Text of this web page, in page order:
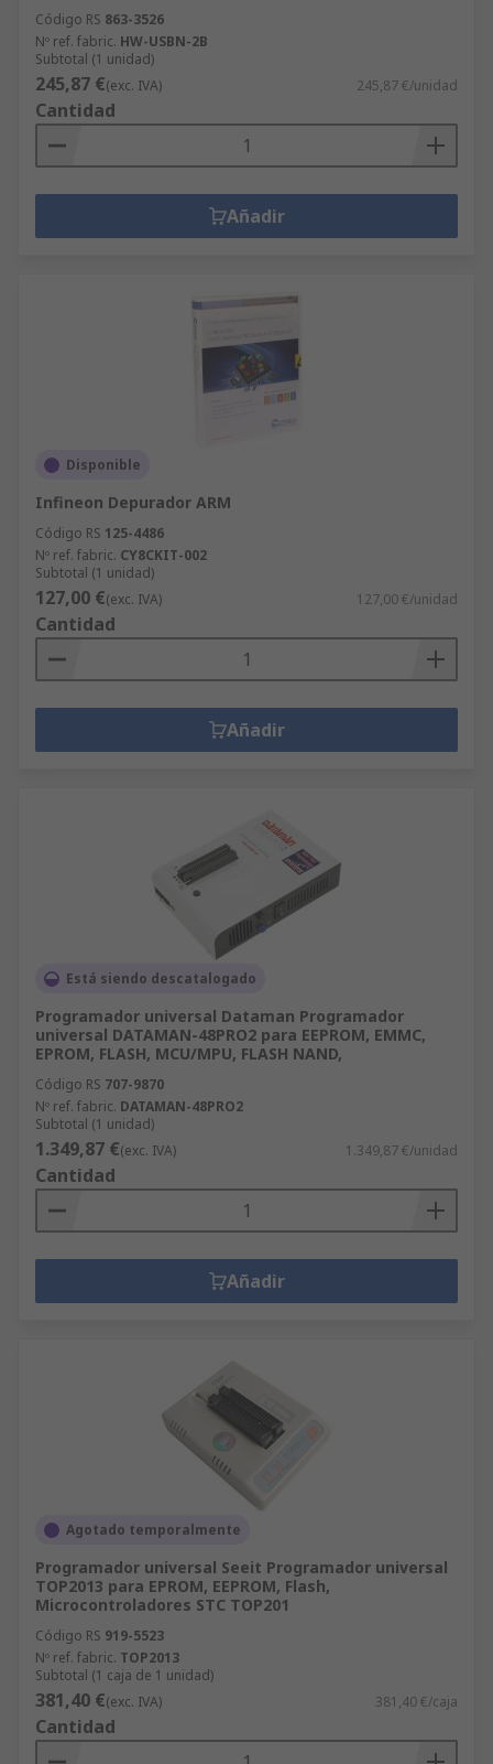
Código RS 863-3526
Nº ref. fabric. HW-USBN-2B
Subtotal (1 unidad)
245,87 €(exc. IVA) 245,87 €/unidad
Cantidad
Añadir
Disponible
Infineon Depurador ARM
Código RS 125-4486
Nº ref. fabric. CY8CKIT-002
Subtotal (1 unidad)
127,00 €(exc. IVA) 127,00 €/unidad
Cantidad
Añadir
Está siendo descatalogado
Programador universal Dataman Programador
universal DATAMAN-48PRO2 para EEPROM, EMMC,
EPROM, FLASH, MCU/MPU, FLASH NAND,
Código RS 707-9870
Nº ref. fabric. DATAMAN-48PRO2
Subtotal (1 unidad)
1.349,87 €(exc. IVA) 1.349,87 €/unidad
Cantidad
Añadir
Agotado temporalmente
Programador universal Seeit Programador universal
TOP2013 para EPROM, EEPROM, Flash,
Microcontroladores STC TOP201
Código RS 919-5523
Nº ref. fabric. TOP2013
Subtotal (1 caja de 1 unidad)
381,40 €(exc. IVA) 381,40 €/caja
Cantidad